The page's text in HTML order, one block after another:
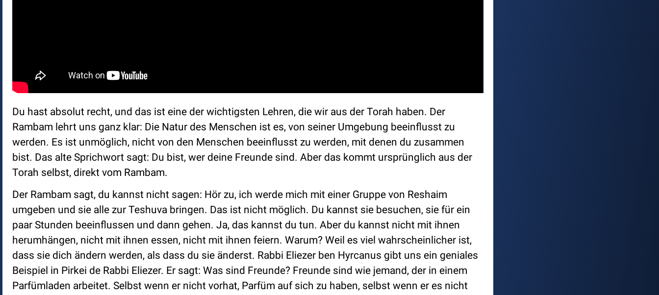
Du hast absolut recht, und das ist eine der wichtigsten Lehren, die wir aus der Torah haben. Der
Rambam lehrt uns ganz klar: Die Natur des Menschen ist es, von seiner Umgebung beeinflusst zu
werden. Es ist unmöglich, nicht von den Menschen beeinflusst zu werden, mit denen du zusammen
bist. Das alte Sprichwort sagt: Du bist, wer deine Freunde sind. Aber das kommt ursprünglich aus der
Torah selbst, direkt vom Rambam.
Der Rambam sagt, du kannst nicht sagen: Hör zu, ich werde mich mit einer Gruppe von Reshaim
umgeben und sie alle zur Teshuva bringen. Das ist nicht möglich. Du kannst sie besuchen, sie für ein
paar Stunden beeinflussen und dann gehen. Ja, das kannst du tun. Aber du kannst nicht mit ihnen
herumhängen, nicht mit ihnen essen, nicht mit ihnen feiern. Warum? Weil es viel wahrscheinlicher ist,
dass sie dich ändern werden, als dass du sie änderst. Rabbi Eliezer ben Hyrcanus gibt uns ein geniales
Beispiel in Pirkei de Rabbi Eliezer. Er sagt: Was sind Freunde? Freunde sind wie jemand, der in einem
Parfümladen arbeitet. Selbst wenn er nicht vorhat, Parfüm auf sich zu haben, selbst wenn er es nicht